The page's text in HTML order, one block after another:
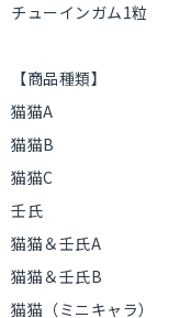
チューインガム1粒
【商品種類】
猫猫A
猫猫B
猫猫C
壬氏
猫猫＆壬氏A
猫猫＆壬氏B
猫猫（ミニキャラ）